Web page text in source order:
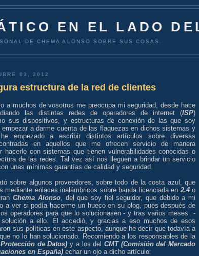
EN EL LADO
DE CHEMA ALONSO SOBRE SUS COSAS.
03, 2012
estructura de la red de clientes
a muchos de vosotros me preocupa mi seguridad, desde hace
las distintas redes de operadores de internet (ISP)
sus dispositivos, y estructuras de conexión de las que soy
empezar a darme cuenta de las flaquezas en dichos sistemas y
empezado a escribir distintos artículos sobre diversas
en aquellos que me ofrecen servicio de manera
hacerlo con sistemas que tienen vulnerabilidades conocidas o
de las redes. Tal vez así nos lleguen a brindar un servicio
unas mínimas garantías de calidad y seguridad.
sobre algunos proveedores, sobre todo de la costa azul, que
mediante enlaces inalámbricos sobre banda licenciada en 2.4o
Chema Alonso, del que soy fiel seguidor, que debido a mi
a ver si podía hacerme un hueco en su blog, pues después de
operadores para que lo solucionasen - y tras varios meses -
solución a ello. Él accedió, y gracias a eso muchos de esos
sus políticas en este aspecto, aunque he decir que todavía a
no lo han solucionado. Recomiendo a los responsables de la
de Datos) y a los del CMT (Comisión del Mercado
en España) echar un ojo a dicho artículo: